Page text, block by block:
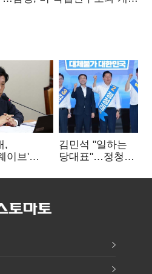
,
이브'
거운
김민석 "일하는
당대표"…정청래
중요"